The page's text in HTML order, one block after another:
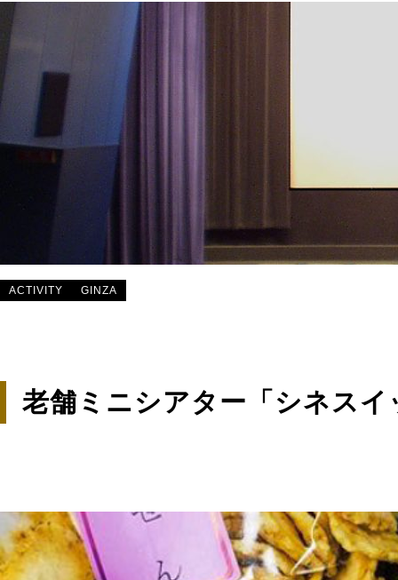
ACTIVITY GINZA
老舗ミニシアター「シネス